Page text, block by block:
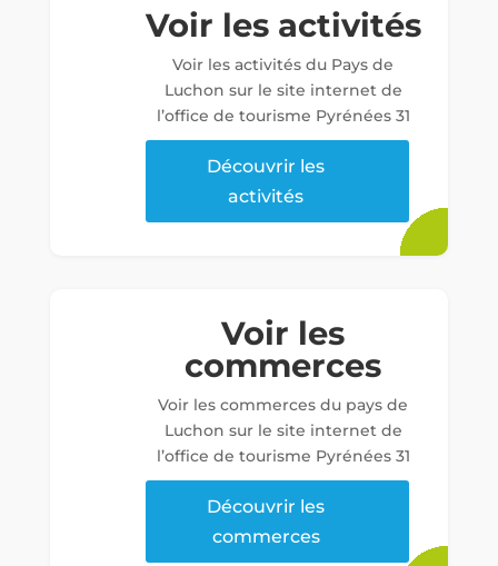
Voir les activités
Voir les activités du Pays de
Luchon sur le site internet de
l’office de tourisme Pyrénées 31
Découvrir les
activités
Voir les
commerces
Voir les commerces du pays de
Luchon sur le site internet de
l’office de tourisme Pyrénées 31
Découvrir les
commerces